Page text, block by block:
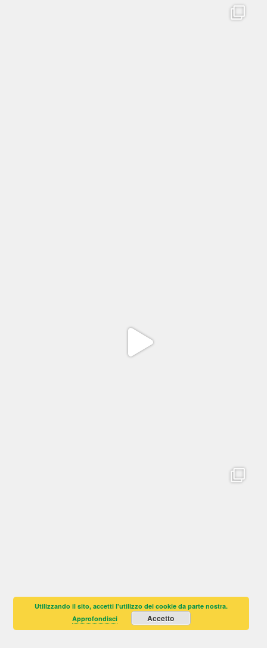
Utilizzando il sito, accetti l'utilizzo dei cookie da parte nostra.
Approfondisci
Accetto